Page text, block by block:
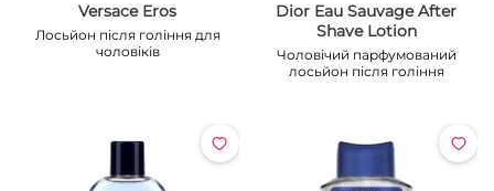
Versace Eros
Лосьйон після гоління для
чоловіків
Dior Eau Sauvage After
Shave Lotion
Чоловічий парфумований
лосьйон після гоління